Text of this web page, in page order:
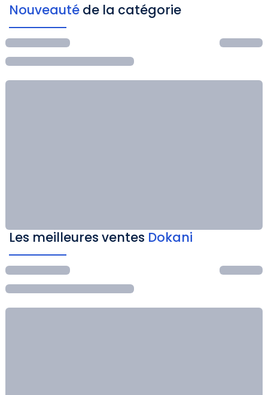
Nouveauté de la catégorie
Les meilleures ventes Dokani